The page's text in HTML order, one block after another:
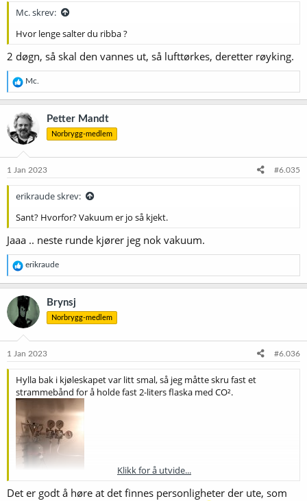
Mc. skrev:
Hvor lenge salter du ribba ?
2 døgn, så skal den vannes ut, så lufttørkes, deretter røyking.
R
e
a
k
s
j
o
e
Mc.
Petter Mandt
Norbrygg-medlem
1 Jan 2023 #6.035
erikraude skrev:
Sant? Hvorfor? Vakuum er jo så kjekt.
Jaaa .. neste runde kjører jeg nok vakuum.
R
e
a
k
s
j
o
e
erikraude
Brynsj
Norbrygg-medlem
1 Jan 2023 #6.036
Hylla bak i kjøleskapet var litt smal, så jeg måtte skru fast et
strammebånd for å holde fast 2-liters flaska med CO².
Klikk for å utvide...
Det er godt å høre at det finnes personligheter der ute, som